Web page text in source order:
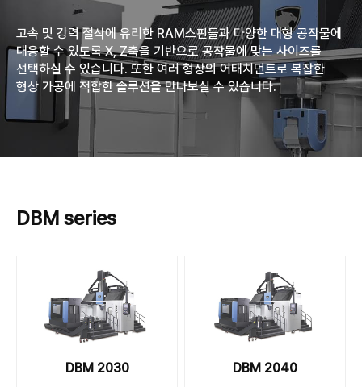
고속 및 강력 절삭에 유리한 RAM스핀들과 다양한 대형 공작물에
대응할 수 있도록X, Z축을 기반으로 공작물에 맞는 사이즈를
선택하실 수 있습니다.또한 여러 형상의 어태치먼트로 복잡한
형상 가공에 적합한 솔루션을 만나보실 수 있습니다.
DBM series
DBM 2030 DBM 2040